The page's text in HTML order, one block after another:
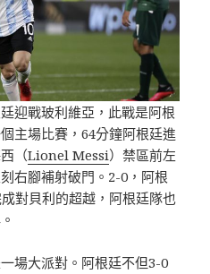
迎戰玻利維亞，此戰是阿根
主場比賽，64分鐘阿根廷進
（Lionel Messi）禁區前左
右腳補射破門。2-0，阿根
對貝利的超越，阿根廷隊也
場大派對。阿根廷不但3-0